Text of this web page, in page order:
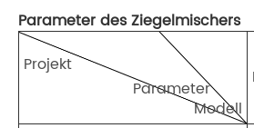
Parameter des Ziegelmischers
Projekt
Parameter
Modell